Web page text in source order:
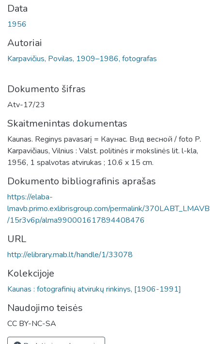
Data
1956
Autoriai
Karpavičius, Povilas, 1909–1986, fotografas
Dokumento šifras
Atv-17/23
Skaitmenintas dokumentas
Kaunas. Reginys pavasarį = Каунас. Вид весной / foto P.
Karpavičiaus, Vilnius : Valst. politinės ir mokslinės lit. l-kla,
1956, 1 spalvotas atvirukas ; 10.6 x 15 cm.
Dokumento bibliografinis aprašas
https://elaba-
lmavb.primo.exlibrisgroup.com/permalink/370LABT_LMAVB
/15r3v6p/alma990001617894408476
URL
http://elibrary.mab.lt/handle/1/33078
Kolekcijoje
Kaunas : fotografinių atvirukų rinkinys, [1906-1991]
Naudojimo teisės
CC BY-NC-SA